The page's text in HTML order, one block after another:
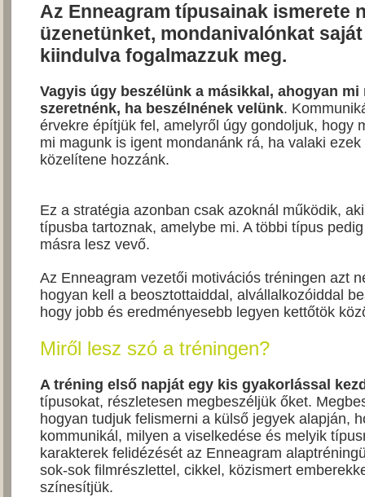
Az Enneagram típusainak ismerete
üzenetünket, mondanivalónkat
kiindulva fogalmazzuk meg.
Vagyis úgy beszélünk a másikkal, ahogyan mi
szeretnénk, ha beszélnének velünk.
érvekre építjük fel, amelyről úgy gondoljuk, hogy
mi magunk is igent mondanánk rá, ha valaki ezek
közelítene hozzánk.
Ez a stratégia azonban csak azoknál működik,
típusba tartoznak, amelybe mi. A többi típus
másra lesz vevő.
Az Enneagram vezetői motivációs tréningen azt
hogyan kell a beosztottaiddal, alvállalkozóiddal
hogy jobb és eredményesebb legyen kettőtök
Miről lesz szó a tréningen?
A tréning első napját egy kis gyakorlással
típusokat, részletesen megbeszéljük őket.
hogyan tudjuk felismerni a külső jegyek alapján,
kommunikál, milyen a viselkedése és melyik
karakterek felidézését az Enneagram
sok-sok filmrészlettel, cikkel, közismert
színesítjük.